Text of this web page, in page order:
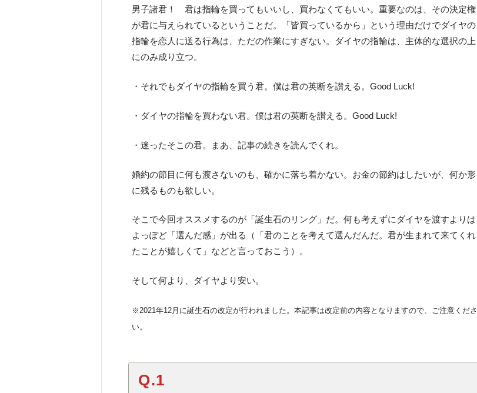
男子諸君！ 君は指輪を買ってもいいし、買わなくてもいい。重要なのは、その決定権
が君に与えられているということだ。「皆買っているから」という理由だけでダイヤの
指輪を恋人に送る行為は、ただの作業にすぎない。ダイヤの指輪は、主体的な選択の上
にのみ成り立つ。
・それでもダイヤの指輪を買う君。僕は君の英断を讃える。Good Luck!
・ダイヤの指輪を買わない君。僕は君の英断を讃える。Good Luck!
・迷ったそこの君。まあ、記事の続きを読んでくれ。
婚約の節目に何も渡さないのも、確かに落ち着かない。お金の節約はしたいが、何か形
に残るものも欲しい。
そこで今回オススメするのが「誕生石のリング」だ。何も考えずにダイヤを渡すよりは
よっぽど「選んだ感」が出る（「君のことを考えて選んだんだ。君が生まれて来てくれ
たことが嬉しくて」などと言っておこう）。
そして何より、ダイヤより安い。
※2021年12月に誕生石の改定が行われました。本記事は改定前の内容となりますので、ご注意くださ
い。
Q.1